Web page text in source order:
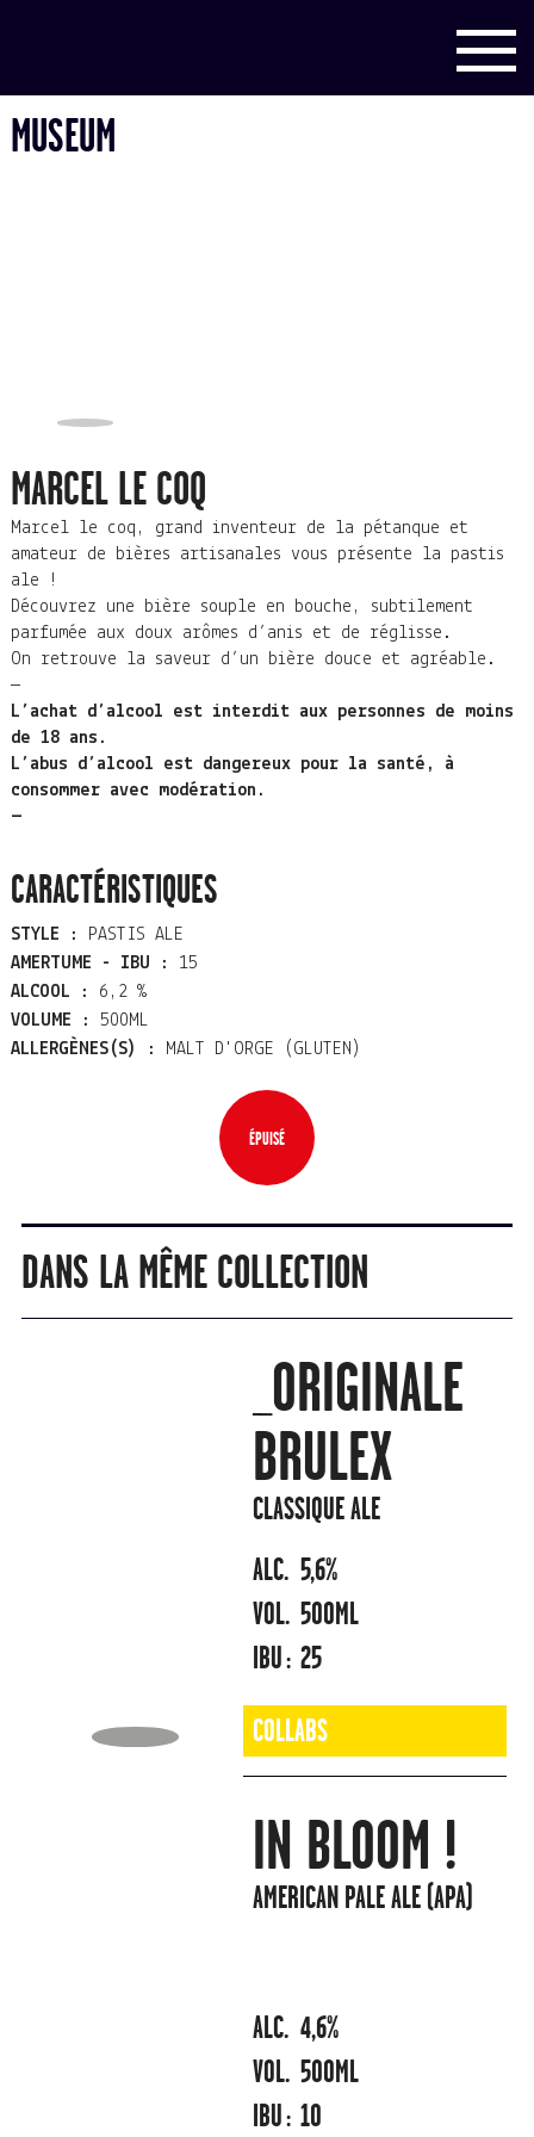
MUSEUM
MARCEL LE COQ
Marcel le coq, grand inventeur de la pétanque et
amateur de bières artisanales vous présente la pastis
ale !
Découvrez une bière souple en bouche, subtilement
parfumée aux doux arômes d’anis et de réglisse.
On retrouve la saveur d’un bière douce et agréable.
—
L’achat d’alcool est interdit aux personnes de moins
de 18 ans.
L’abus d’alcool est dangereux pour la santé, à
consommer avec modération.
—
CARACTÉRISTIQUES
STYLE :
PASTIS ALE
AMERTUME - IBU :
15
ALCOOL :
6,2 %
VOLUME :
500ML
ALLERGÈNES(S) :
MALT D'ORGE (GLUTEN)
ÉPUISÉ
DANS LA MÊME COLLECTION
_ORIGINALE
BRULEX
CLASSIQUE ALE
ALC. 5,6%
VOL. 500ML
IBU : 25
COLLABS
IN BLOOM !
AMERICAN PALE ALE (APA)
ALC. 4,6%
VOL. 500ML
IBU : 10